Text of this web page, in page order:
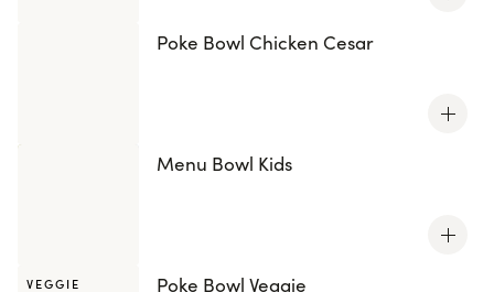
transporter par un véritable voyage culinaire ! Chaque
bouchée est une explosion de saveurs, une
Poke Bowl Chicken Cesar
Menu Bowl Kids
VEGGIE Poke Bowl Veggie